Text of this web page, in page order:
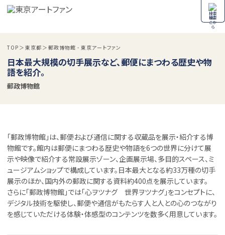
検索
TOP 東京都 郵政博物館 - 東京アートファン
日本最大規模の切手展示など、郵便にまつわる歴史や物
語を紹介。
郵政博物館
「郵政博物館」は、郵便および通信に関する収蔵品を展示・紹介する博
物館です。館内は郵便にまつわる歴史や物語を6つの世界に分けて展
示や映像で紹介する常設展示ゾーン、企画展示場、多目的スペース、ミ
ュージアムショップで構成しています。日本最大となる約33万種の切手
展示のほか、国内外の郵政に関する資料約400点を展示しています。
さらに「郵政博物館」では「心ヲツナグ 世界ヲツナグ」をコンセプトに、
デジタル技術を駆使し、郵便や通信がもたらす人と人との心のつながり
を感じていただける体験・体感型のコンテンツを数多く用意しています。